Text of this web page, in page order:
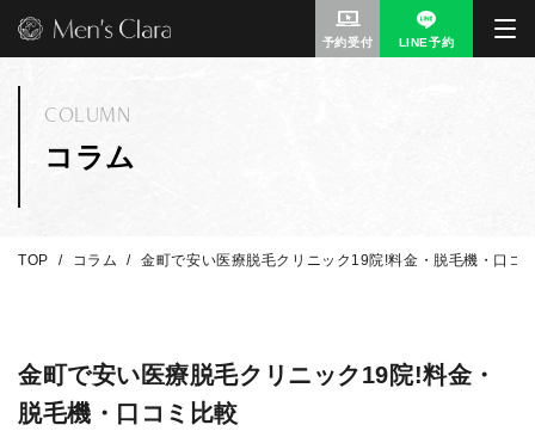
予約受付 LINE予約
コラム
COLUMN
TOP コラム 金町で安い医療脱毛クリニック19院!料金・脱毛機・口コ
金町で安い医療脱毛クリニック19院!料金・
脱毛機・口コミ比較